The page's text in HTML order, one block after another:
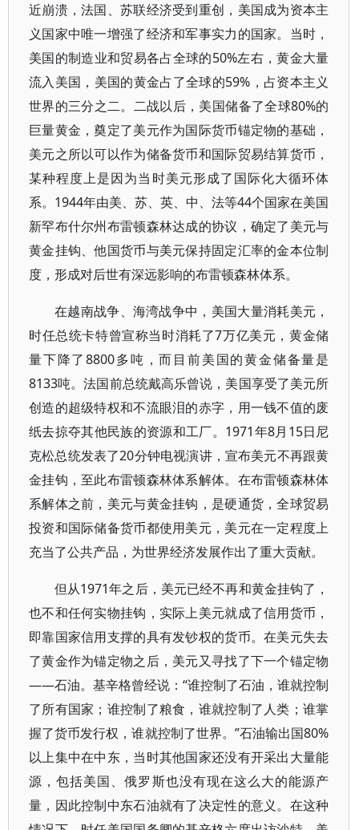
近崩溃，法国、苏联经济受到重创，美国成为资本主
义国家中唯一增强了经济和军事实力的国家。当时，
美国的制造业和贸易各占全球的50%左右，黄金大量
流入美国，美国的黄金占了全球的59%，占资本主义
世界的三分之二。二战以后，美国储备了全球80%的
巨量黄金，奠定了美元作为国际货币锚定物的基础，
美元之所以可以作为储备货币和国际贸易结算货币，
某种程度上是因为当时美元形成了国际化大循环体
系。1944年由美、苏、英、中、法等44个国家在美国
新罕布什尔州布雷顿森林达成的协议，确定了美元与
黄金挂钩、他国货币与美元保持固定汇率的金本位制
度，形成对后世有深远影响的布雷顿森林体系。
在越南战争、海湾战争中，美国大量消耗美元，
时任总统卡特曾宣称当时消耗了7万亿美元，黄金储
量下降了8800多吨，而目前美国的黄金储备量是
8133吨。法国前总统戴高乐曾说，美国享受了美元所
创造的超级特权和不流眼泪的赤字，用一钱不值的废
纸去掠夺其他民族的资源和工厂。1971年8月15日尼
克松总统发表了20分钟电视演讲，宣布美元不再跟黄
金挂钩，至此布雷顿森林体系解体。在布雷顿森林体
系解体之前，美元与黄金挂钩，是硬通货，全球贸易
投资和国际储备货币都使用美元，美元在一定程度上
充当了公共产品，为世界经济发展作出了重大贡献。
但从1971年之后，美元已经不再和黄金挂钩了，
也不和任何实物挂钩，实际上美元就成了信用货币，
即靠国家信用支撑的具有发钞权的货币。在美元失去
了黄金作为锚定物之后，美元又寻找了下一个锚定物
——石油。基辛格曾经说：“谁控制了石油，谁就控制
了所有国家；谁控制了粮食，谁就控制了人类；谁掌
握了货币发行权，谁就控制了世界。”石油输出国80%
以上集中在中东，当时其他国家还没有开采出大量能
源，包括美国、俄罗斯也没有现在这么大的能源产
量，因此控制中东石油就有了决定性的意义。在这种